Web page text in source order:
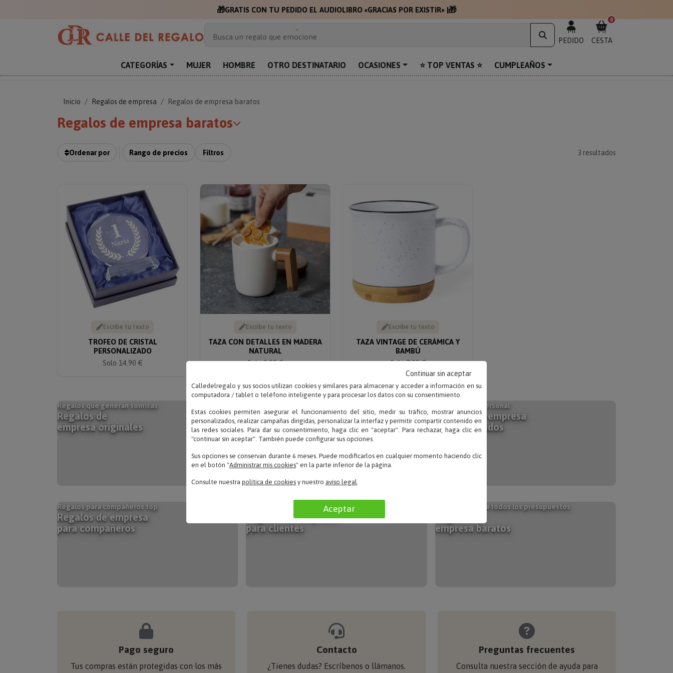
🎁GRATIS CON TU PEDIDO EL AUDIOLIBRO «GRACIAS POR EXISTIR» 🎁
Busca un regalo que emocione
Regalos personalizados para sorprender
MI
PEDIDO
0
MI
CESTA
CATEGORÍAS MUJER HOMBRE OTRO DESTINATARIO OCASIONES ⭐ TOP VENTAS ⭐ CUMPLEAÑOS
Inicio Regalos de empresa Regalos de empresa baratos
Regalos de empresa baratos
Ordenar por Rango de precios Filtros 3 resultados
Escribe tu texto
TROFEO DE CRISTAL
PERSONALIZADO
Solo 14.90 €
Escribe tu texto
TAZA CON DETALLES EN MADERA
NATURAL
Solo 9.95 €
Escribe tu texto
TAZA VINTAGE DE CERÁMICA Y
BAMBÚ
Solo 7.95 €
Regalos que generan sonrisas
Regalos de
empresa originales
Regalos de empresa
para jubilaciones
Con tu toque personal
Regalos de empresa
personalizados
Regalos para compañeros top
Regalos de empresa
para compañeros
Regalos de empresa
para clientes
Asequibles para todos los presupuestos
empresa baratos
Pago seguro
Tus compras están protegidas con los más
Contacto
¿Tienes dudas? Escríbenos o llámanos.
Preguntas frecuentes
Consulta nuestra sección de ayuda para
Calledelregalo y sus socios utilizan cookies y similares para almacenar y acceder a información en su
computadora / tablet o teléfono inteligente y para procesar los datos con su consentimiento.
Estas cookies permiten asegurar el funcionamiento del sitio, medir su tráfico, mostrar anuncios
personalizados, realizar campañas dirigidas, personalizar la interfaz y permitir compartir contenido en
las redes sociales. Para dar su consentimiento, haga clic en "aceptar". Para rechazar, haga clic en
"continuar sin aceptar". También puede configurar sus opciones.
Sus opciones se conservan durante 6 meses. Puede modificarlos en cualquier momento haciendo clic
en el botón "Administrar mis cookies" en la parte inferior de la página.
Consulte nuestra política de cookies y nuestro aviso legal
Aceptar
Continuar sin aceptar